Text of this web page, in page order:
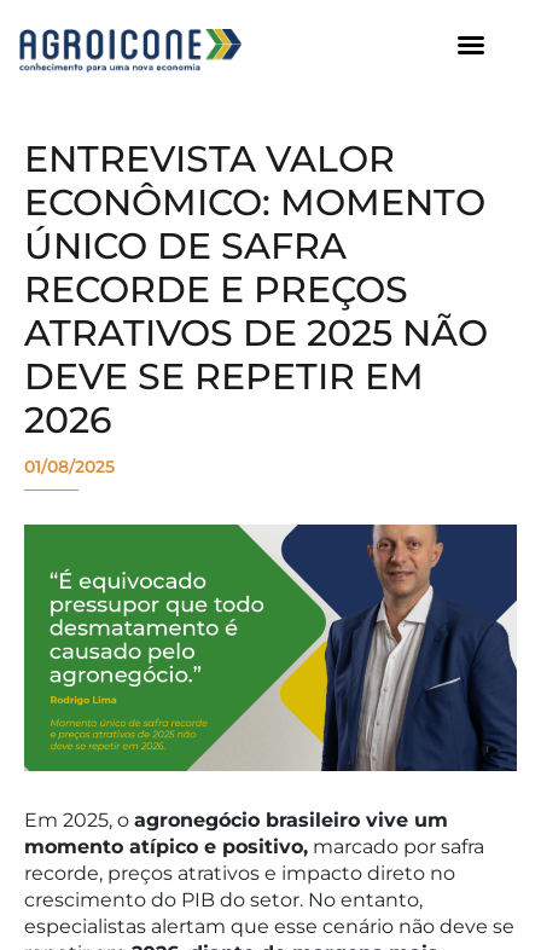
ENTREVISTA VALOR
ECONÔMICO: MOMENTO
ÚNICO DE SAFRA
RECORDE E PREÇOS
ATRATIVOS DE 2025 NÃO
DEVE SE REPETIR EM
2026
01/08/2025
Em 2025, o agronegócio brasileiro vive um
momento atípico e positivo, marcado por safra
recorde, preços atrativos e impacto direto no
crescimento do PIB do setor. No entanto,
especialistas alertam que esse cenário não deve se